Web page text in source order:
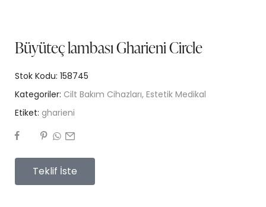
Büyüteç lambası Gharieni Circle
Stok Kodu: 158745
Kategoriler: Cilt Bakım Cihazları, Estetik Medikal
Etiket: gharieni
Teklif İste